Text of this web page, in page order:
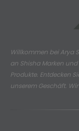
Willkommen bei Arya
an Shisha Marken
Produkte. Entdecken
unserem Geschäft.